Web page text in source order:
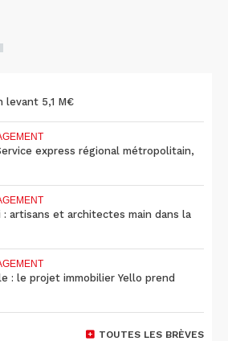
levant 5,1 M€
express régional métropolitain,
artisans et architectes main dans la
: le projet immobilier Yello prend
TOUTES LES BRÈVES